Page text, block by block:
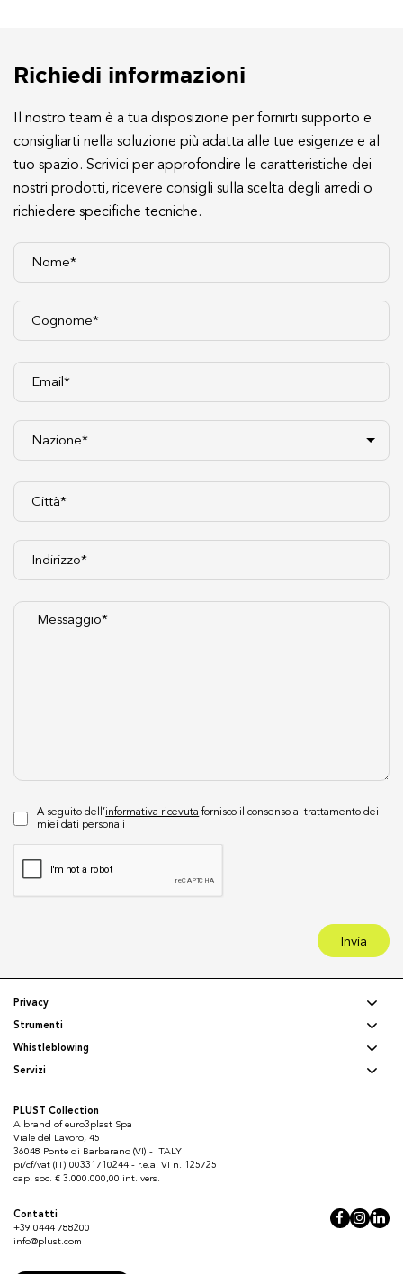
Richiedi informazioni
Il nostro team è a tua disposizione per fornirti supporto e
consigliarti nella soluzione più adatta alle tue esigenze e al
tuo spazio. Scrivici per approfondire le caratteristiche dei
nostri prodotti, ricevere consigli sulla scelta degli arredi o
richiedere specifiche tecniche.
A seguito dell’informativa ricevuta fornisco il consenso al trattamento dei
miei dati personali
Invia
PLUST Collection
A brand of euro3plast Spa
Viale del Lavoro, 45
36048 Ponte di Barbarano (VI) - ITALY
pi/cf/vat (IT) 00331710244 - r.e.a. VI n. 125725
cap. soc. € 3.000.000,00 int. vers.
Contatti
+39 0444 788200
info@plust.com
Privacy
Strumenti
Whistleblowing
Servizi